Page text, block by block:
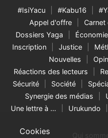
Cookies
#IsiYacu #Kabu16
Appel d'offre
Dossiers Yaga
Économie
Inscription
Justice
Nouvelles
Réactions des lecteurs
Sécurité
Société
Synergie des médias
Une lettre à …
Urukundo